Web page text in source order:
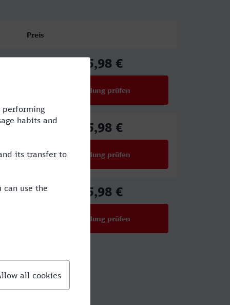
Preis
65,98 €
Verbindung prüfen
65,98 €
Verbindung prüfen
65,98 €
Verbindung prüfen